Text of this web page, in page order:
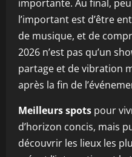
importante. Au final,
l’important est d’être
de musique, et de
2026 n’est pas qu’un
partage et de vibration
après la fin de
Meilleurs spots pour
d’horizon concis, mais
découvrir les lieux les